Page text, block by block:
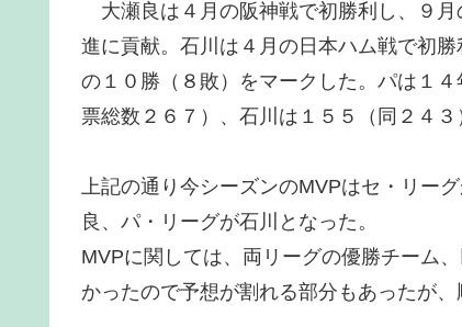
大瀬良は４月の阪神戦で初勝利し、９
進に貢献。石川は４月の日本ハム戦で初
の１０勝（８敗）をマークした。パは１
票総数２６７）、石川は１５５（同２４３
上記の通り今シーズンのMVPはセ・リー
良、パ・リーグが石川となった。
MVPに関しては、両リーグの優勝チーム
かったので予想が割れる部分もあったが